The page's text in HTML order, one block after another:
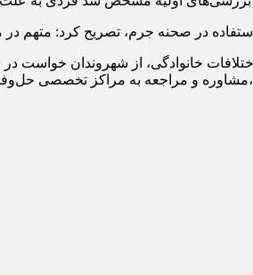
در صحنه جرم، تصریح کرد:
خانوادگی، از شهروندان
و مراجعه به مراکز تخصصی